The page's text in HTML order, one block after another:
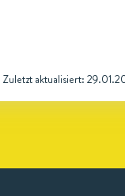
Zuletzt aktualisiert: